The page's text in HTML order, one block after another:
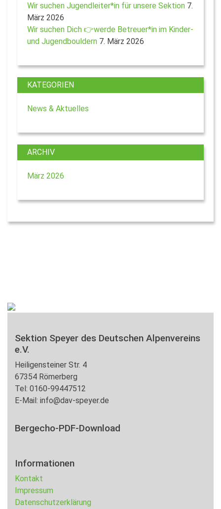
Wir suchen Jugendleiter*in für unsere Sektion 7.
März 2026
Wir suchen Dich 👉werde Betreuer*in im Kinder-
und Jugendbouldern 7. März 2026
KATEGORIEN
News & Aktuelles
ARCHIV
März 2026
Sektion Speyer des Deutschen Alpenvereins
e.V.
Heiligensteiner Str. 4
67354 Römerberg
Tel: 0160-99447512
E-Mail: info@dav-speyer.de
Bergecho-PDF-Download
Informationen
Kontakt
Impressum
Datenschutzerklärung